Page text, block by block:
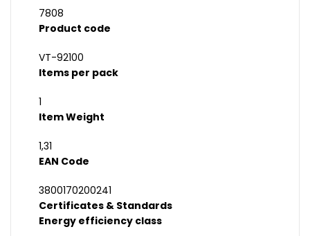
7808
Product code
VT-92100
Items per pack
1
Item Weight
1,31
EAN Code
3800170200241
Certificates & Standards
Energy efficiency class